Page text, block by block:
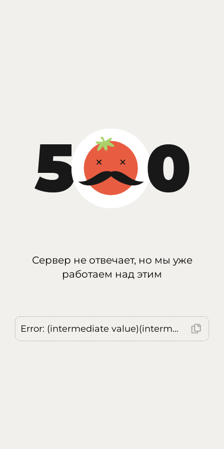
Сервер не отвечает, но мы уже
работаем над этим
Error: (intermediate value)(intermediate value)(intermediate value).replaceAll is not a function